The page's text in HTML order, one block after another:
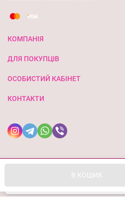
В КОШИК
КОМПАНІЯ
ДЛЯ ПОКУПЦІВ
ОСОБИСТИЙ КАБІНЕТ
КОНТАКТИ
© 2026 ideal-shop. Усі
Ми використовуємо файли cookie,